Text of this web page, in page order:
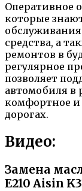
Оперативное
которые
средства, а
ремонтов в
регулярное
позволяет
автомобиля в
комфортное и
дорогах.
Видео:
Замена
E210 Aisin